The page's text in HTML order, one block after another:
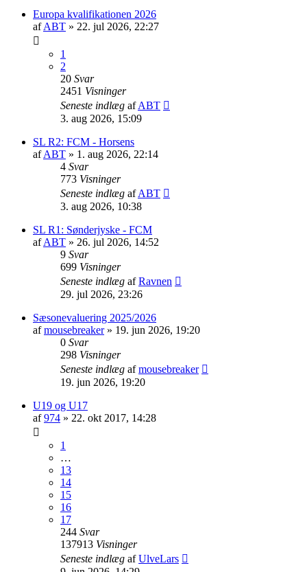
Europa kvalifikationen 2026
afABT » 22. jul 2026, 22:27
1
2
20 Svar
2451 Visninger
Seneste indlæg afABT
3. aug 2026, 15:09
SL R2: FCM - Horsens
afABT » 1. aug 2026, 22:14
4 Svar
773 Visninger
Seneste indlæg afABT
3. aug 2026, 10:38
SL R1: Sønderjyske - FCM
afABT » 26. jul 2026, 14:52
9 Svar
699 Visninger
Seneste indlæg afRavnen
29. jul 2026, 23:26
Sæsonevaluering 2025/2026
afmousebreaker» 19. jun 2026, 19:20
0 Svar
298 Visninger
Seneste indlæg afmousebreaker
19. jun 2026, 19:20
U19 og U17
af974 » 22. okt 2017, 14:28
1
…
13
14
15
16
17
244 Svar
137913 Visninger
Seneste indlæg afUlveLars